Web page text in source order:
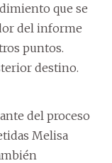
que se
del informe
puntos.
destino.
del proceso
Melisa